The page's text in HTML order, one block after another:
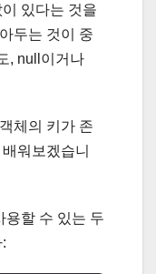
있다는 것을
두는 것이 중
, null이거나
체의 키가 존
워보겠습니
용할 수 있는 두